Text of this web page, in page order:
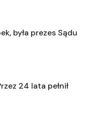
była prezes Sądu
24 lata pełnił